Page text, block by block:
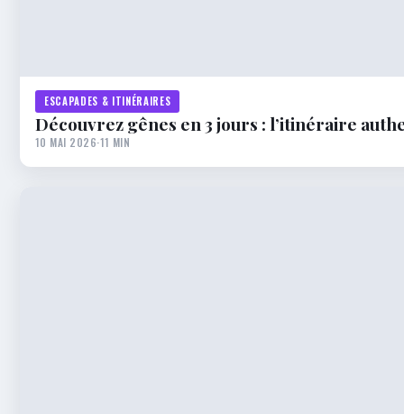
ESCAPADES & ITINÉRAIRES
Découvrez gênes en 3 jours : l’itinéraire
10 MAI 2026·11 MIN